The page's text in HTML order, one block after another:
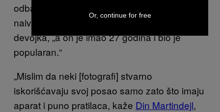
odbacio ove optužbe). „Bila sam nesigurna i
naivna 19-godišnja devojka“, napisala je
devojka, „a on je imao 27 godina i bio je
popularan.“
„Mislim da neki [fotografi] stvarno
iskorišćavaju svoj posao samo zato što imaju
aparat i puno pratilaca, kaže Din Martindejl,
Or, continue for free